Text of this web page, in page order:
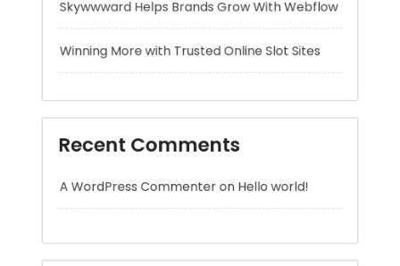
Recent Comments